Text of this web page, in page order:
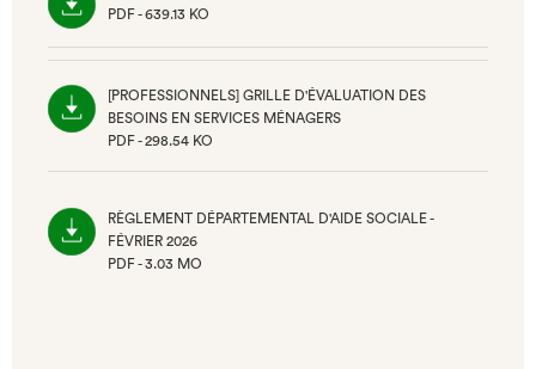
PDF - 639.13 KO
ONGLET)
[PROFESSIONNELS] GRILLE D'ÉVALUATION DES
BESOINS EN SERVICES MÉNAGERS
PDF - 298.54 KO
RÈGLEMENT DÉPARTEMENTAL D'AIDE SOCIALE -
FÉVRIER 2026
PDF - 3.03 MO